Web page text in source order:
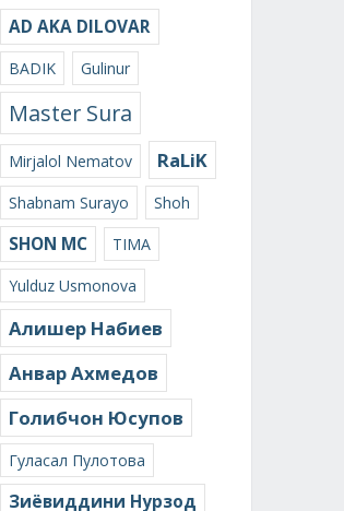
AD AKA DILOVAR
BADIK Gulinur
Master Sura
Mirjalol Nematov RaLiK
Shabnam Surayo Shoh
SHON MC
TIMA
Yulduz Usmonova
Алишер Набиев
Анвар Ахмедов
Голибчон Юсупов
Гуласал Пулотова
Зиёвиддини Нурзод